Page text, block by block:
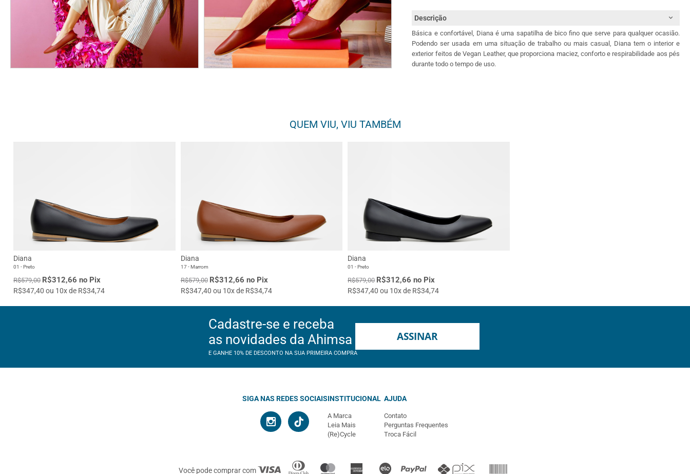
Descrição
Básica e confortável, Diana é uma sapatilha de bico fino que serve para qualquer ocasião.
Podendo ser usada em uma situação de trabalho ou mais casual, Diana tem o interior e
exterior feitos de Vegan Leather, que proporciona maciez, conforto e respirabilidade aos pés
durante todo o tempo de uso.
QUEM VIU, VIU TAMBÉM
Diana
01 - Preto
R$579,00 R$312,66 no Pix
R$347,40 ou 10x de R$34,74
Diana
17 - Marrom
R$579,00 R$312,66 no Pix
R$347,40 ou 10x de R$34,74
Diana
01 - Preto
R$579,00 R$312,66 no Pix
R$347,40 ou 10x de R$34,74
Cadastre-se e receba
as novidades da Ahimsa
E GANHE 10% DE DESCONTO NA SUA PRIMEIRA COMPRA
ASSINAR
SIGA NAS REDES SOCIAISINSTITUCIONAL
A Marca
Leia Mais
(Re)Cycle
AJUDA
Contato
Perguntas Frequentes
Troca Fácil
Você pode comprar com